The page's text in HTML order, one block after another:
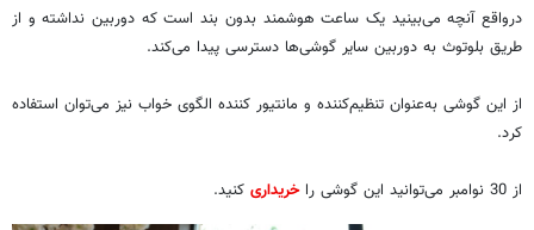
درواقع آنچه می‌بینید یک ساعت هوشمند بدون بند است که دوربین نداشته و از
طریق بلوتوث به دوربین سایر گوشی‌ها دسترسی پیدا می‌کند.
از این گوشی به‌عنوان تنظیم‌کننده و مانتیور کننده الگوی خواب نیز می‌توان استفاده
کرد.
از 30 نوامبر می‌توانید این گوشی را خریداری کنید.